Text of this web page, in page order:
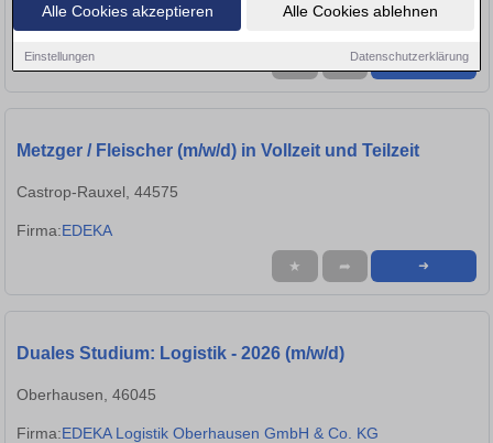
Alle Cookies akzeptieren Alle Cookies ablehnen
Einstellungen Datenschutzerklärung
Firma:Edeka-gruppe
➜
Metzger / Fleischer (m/w/d) in Vollzeit und Teilzeit
Castrop-Rauxel, 44575
Firma:EDEKA
★ ➦ ➜
Duales Studium: Logistik - 2026 (m/w/d)
Oberhausen, 46045
Firma:EDEKA Logistik Oberhausen GmbH & Co. KG